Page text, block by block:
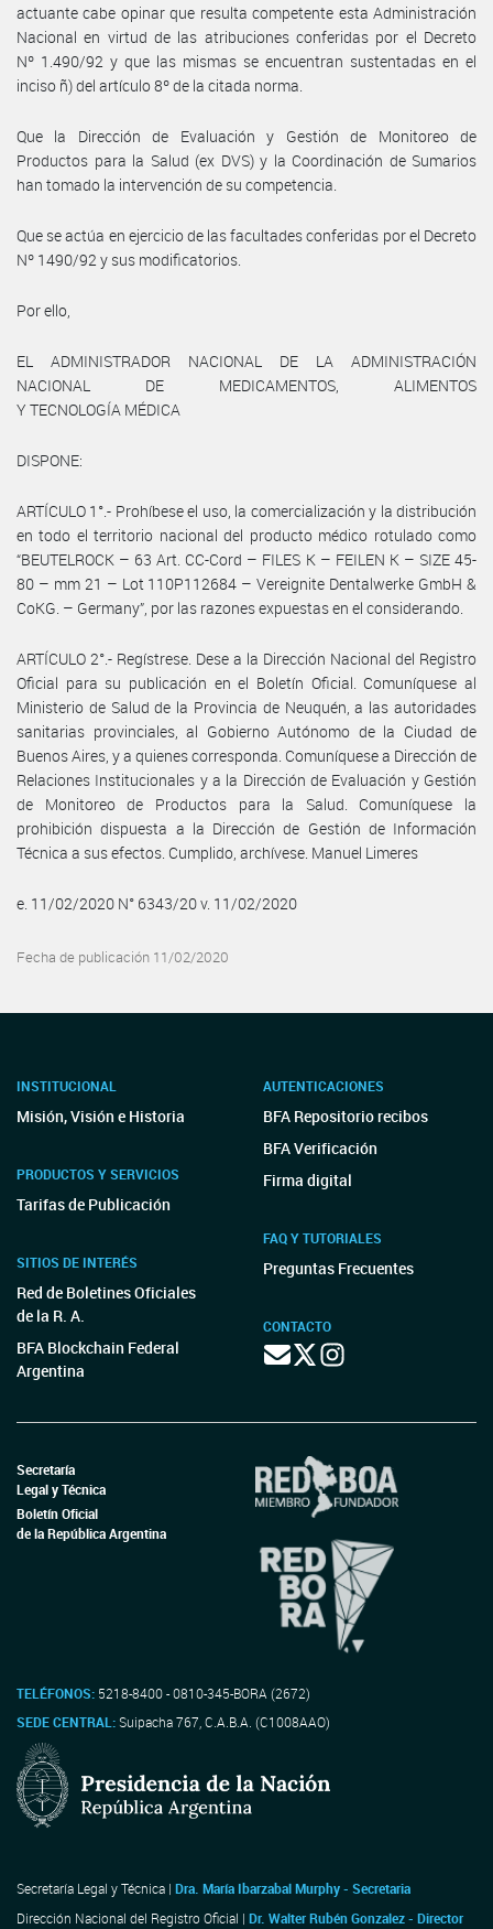
actuante cabe opinar que resulta competente esta Administración
Nacional en virtud de las atribuciones conferidas por el Decreto
Nº 1.490/92 y que las mismas se encuentran sustentadas en el
inciso ñ) del artículo 8º de la citada norma.
Que la Dirección de Evaluación y Gestión de Monitoreo de
Productos para la Salud (ex DVS) y la Coordinación de Sumarios
han tomado la intervención de su competencia.
Que se actúa en ejercicio de las facultades conferidas por el Decreto
Nº 1490/92 y sus modificatorios.
Por ello,
EL ADMINISTRADOR NACIONAL DE LA ADMINISTRACIÓN
NACIONAL DE MEDICAMENTOS, ALIMENTOS
Y TECNOLOGÍA MÉDICA
DISPONE:
ARTÍCULO 1°.- Prohíbese el uso, la comercialización y la distribución
en todo el territorio nacional del producto médico rotulado como
“BEUTELROCK – 63 Art. CC-Cord – FILES K – FEILEN K – SIZE 45-
80 – mm 21 – Lot 110P112684 – Vereignite Dentalwerke GmbH &
CoKG. – Germany”, por las razones expuestas en el considerando.
ARTÍCULO 2°.- Regístrese. Dese a la Dirección Nacional del Registro
Oficial para su publicación en el Boletín Oficial. Comuníquese al
Ministerio de Salud de la Provincia de Neuquén, a las autoridades
sanitarias provinciales, al Gobierno Autónomo de la Ciudad de
Buenos Aires, y a quienes corresponda. Comuníquese a Dirección de
Relaciones Institucionales y a la Dirección de Evaluación y Gestión
de Monitoreo de Productos para la Salud. Comuníquese la
prohibición dispuesta a la Dirección de Gestión de Información
Técnica a sus efectos. Cumplido, archívese. Manuel Limeres
e. 11/02/2020 N° 6343/20 v. 11/02/2020
Fecha de publicación 11/02/2020
INSTITUCIONAL
Misión, Visión e Historia
PRODUCTOS Y SERVICIOS
Tarifas de Publicación
SITIOS DE INTERÉS
Red de Boletines Oficiales
de la R. A.
BFA Blockchain Federal
Argentina
AUTENTICACIONES
BFA Repositorio recibos
BFA Verificación
Firma digital
FAQ Y TUTORIALES
Preguntas Frecuentes
CONTACTO
Secretaría
Legal y Técnica
Boletín Oficial
de la República Argentina
TELÉFONOS: 5218-8400 - 0810-345-BORA (2672)
SEDE CENTRAL:Suipacha 767, C.A.B.A. (C1008AAO)
Secretaría Legal y Técnica | Dra. María Ibarzabal Murphy - Secretaria
Dirección Nacional del Registro Oficial | Dr. Walter Rubén Gonzalez - Director